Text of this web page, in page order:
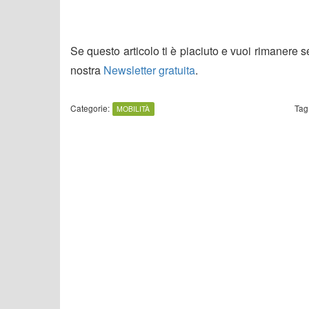
Se questo articolo ti è piaciuto e vuoi rimanere
nostra Newsletter gratuita.
Categorie: MOBILITÀ